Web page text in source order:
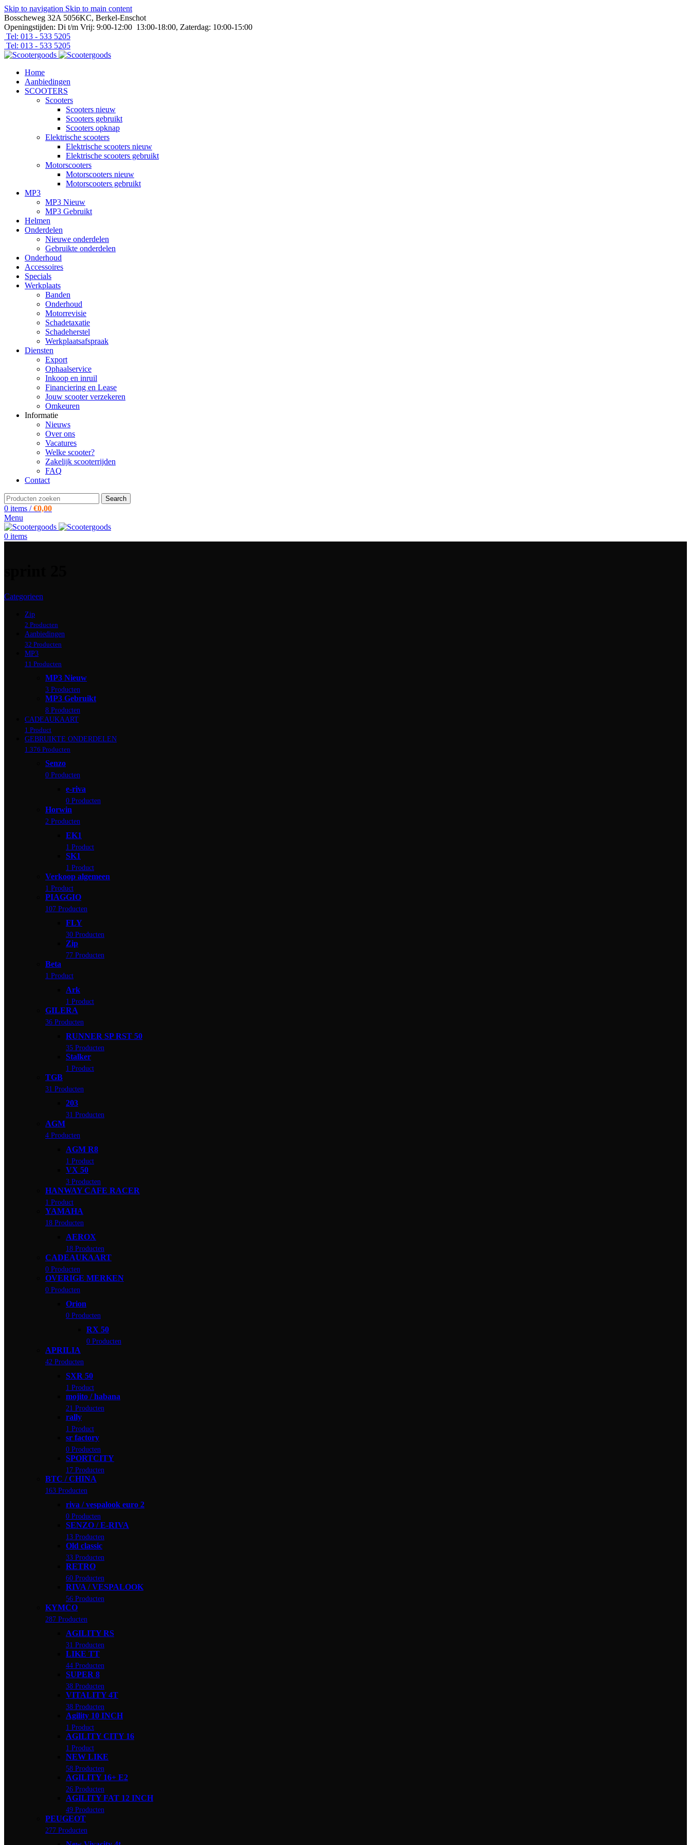
Skip to navigation Skip to main content
Bosscheweg 32A 5056KC, Berkel-Enschot
Openingstijden: Di t/m Vrij: 9:00-12:00 13:00-18:00, Zaterdag: 10:00-15:00
Tel: 013 - 533 5205
Tel: 013 - 533 5205
Home
Aanbiedingen
SCOOTERS
Scooters
Scooters nieuw
Scooters gebruikt
Scooters opknap
Elektrische scooters
Elektrische scooters nieuw
Elektrische scooters gebruikt
Motorscooters
Motorscooters nieuw
Motorscooters gebruikt
MP3
MP3 Nieuw
MP3 Gebruikt
Helmen
Onderdelen
Nieuwe onderdelen
Gebruikte onderdelen
Onderhoud
Accessoires
Specials
Werkplaats
Banden
Onderhoud
Motorrevisie
Schadetaxatie
Schadeherstel
Werkplaatsafspraak
Diensten
Export
Ophaalservice
Inkoop en inruil
Financiering en Lease
Jouw scooter verzekeren
Omkeuren
Informatie
Nieuws
Over ons
Vacatures
Welke scooter?
Zakelijk scooterrijden
FAQ
Contact
Search
0 items / €0,00
Menu
0 items
Categorieen
Zip
2 Producten
Aanbiedingen
32 Producten
MP3
11 Producten
MP3 Nieuw
3 Producten
MP3 Gebruikt
8 Producten
CADEAUKAART
1 Product
GEBRUIKTE ONDERDELEN
1.376 Producten
Senzo
0 Producten
e-riva
0 Producten
Horwin
2 Producten
EK1
1 Product
SK1
1 Product
Verkoop algemeen
1 Product
PIAGGIO
107 Producten
FLY
30 Producten
Zip
77 Producten
Beta
1 Product
Ark
1 Product
GILERA
36 Producten
RUNNER SP RST 50
35 Producten
Stalker
1 Product
TGB
31 Producten
203
31 Producten
AGM
4 Producten
AGM R8
1 Product
VX 50
3 Producten
HANWAY CAFE RACER
1 Product
YAMAHA
18 Producten
AEROX
18 Producten
CADEAUKAART
0 Producten
OVERIGE MERKEN
0 Producten
Orion
0 Producten
RX 50
0 Producten
APRILIA
42 Producten
SXR 50
1 Product
mojito / habana
21 Producten
rally
1 Product
sr factory
0 Producten
SPORTCITY
17 Producten
BTC / CHINA
163 Producten
riva / vespalook euro 2
0 Producten
SENZO / E-RIVA
13 Producten
Old classic
33 Producten
RETRO
60 Producten
RIVA / VESPALOOK
56 Producten
KYMCO
287 Producten
AGILITY RS
31 Producten
LIKE TT
44 Producten
SUPER 8
38 Producten
VITALITY 4T
38 Producten
Agility 10 INCH
1 Product
AGILITY CITY 16
1 Product
NEW LIKE
58 Producten
AGILITY 16+ E2
26 Producten
AGILITY FAT 12 INCH
49 Producten
PEUGEOT
277 Producten